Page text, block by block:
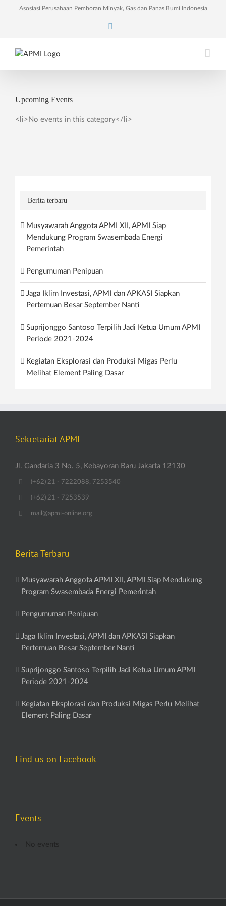
Asosiasi Perusahaan Pemboran Minyak, Gas dan Panas Bumi Indonesia
Upcoming Events
<li>No events in this category</li>
Berita terbaru
Musyawarah Anggota APMI XII, APMI Siap
Mendukung Program Swasembada Energi
Pemerintah
Pengumuman Penipuan
Jaga Iklim Investasi, APMI dan APKASI Siapkan
Pertemuan Besar September Nanti
Suprijonggo Santoso Terpilih Jadi Ketua Umum APMI
Periode 2021-2024
Kegiatan Eksplorasi dan Produksi Migas Perlu
Melihat Element Paling Dasar
Sekretariat APMI
Jl. Gandaria 3 No. 5, Kebayoran Baru Jakarta 12130
(+62) 21 - 7222088, 7253540
(+62) 21 - 7253539
mail@apmi-online.org
Berita Terbaru
Musyawarah Anggota APMI XII, APMI Siap Mendukung
Program Swasembada Energi Pemerintah
Pengumuman Penipuan
Jaga Iklim Investasi, APMI dan APKASI Siapkan
Pertemuan Besar September Nanti
Suprijonggo Santoso Terpilih Jadi Ketua Umum APMI
Periode 2021-2024
Kegiatan Eksplorasi dan Produksi Migas Perlu Melihat
Element Paling Dasar
Find us on Facebook
Events
No events